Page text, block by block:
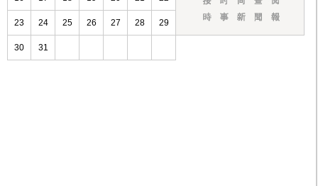
23 24 25 26 27 28 29
30 31